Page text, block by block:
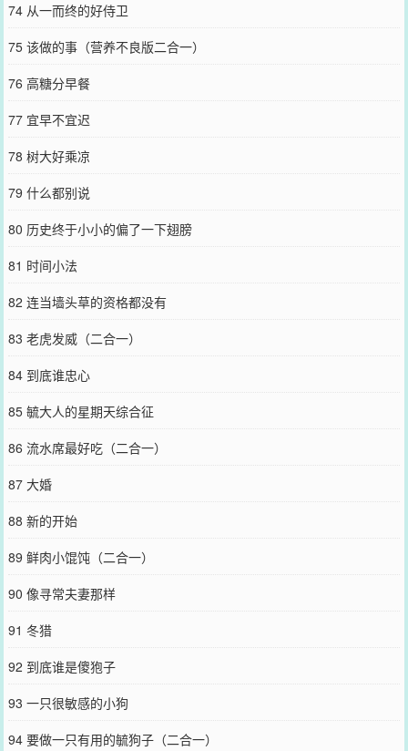
74 从一而终的好侍卫
75 该做的事（营养不良版二合一）
76 高糖分早餐
77 宜早不宜迟
78 树大好乘凉
79 什么都别说
80 历史终于小小的偏了一下翅膀
81 时间小法
82 连当墙头草的资格都没有
83 老虎发威（二合一）
84 到底谁忠心
85 毓大人的星期天综合征
86 流水席最好吃（二合一）
87 大婚
88 新的开始
89 鲜肉小馄饨（二合一）
90 像寻常夫妻那样
91 冬猎
92 到底谁是傻狍子
93 一只很敏感的小狗
94 要做一只有用的毓狗子（二合一）